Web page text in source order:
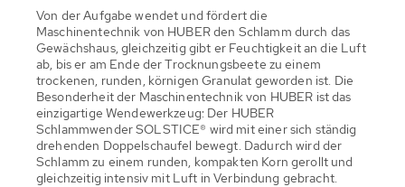
Von der Aufgabe wendet und fördert die
Maschinentechnik von HUBER den Schlamm durch das
Gewächshaus, gleichzeitig gibt er Feuchtigkeit an die Luft
ab, bis er am Ende der Trocknungsbeete zu einem
trockenen, runden, körnigen Granulat geworden ist. Die
Besonderheit der Maschinentechnik von HUBER ist das
einzigartige Wendewerkzeug: Der HUBER
Schlammwender SOLSTICE® wird mit einer sich ständig
drehenden Doppelschaufel bewegt. Dadurch wird der
Schlamm zu einem runden, kompakten Korn gerollt und
gleichzeitig intensiv mit Luft in Verbindung gebracht.